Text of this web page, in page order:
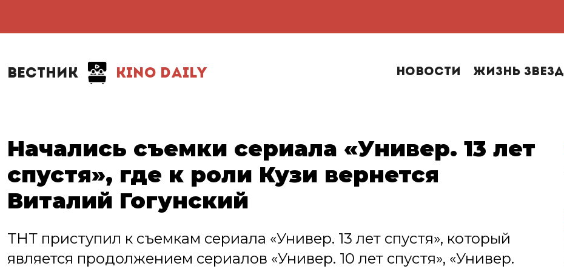
ВЕСТНИК KINO DAILY Новости Жизнь звезд
Начались съемки сериала «Универ. 13 лет
спустя», где к роли Кузи вернется
Виталий Гогунский
ТНТ приступил к съемкам сериала «Универ. 13 лет спустя», который
является продолжением сериалов «Универ. 10 лет спустя», «Универ.